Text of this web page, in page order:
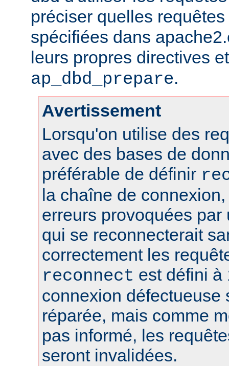
préciser quelles
spécifiées dans
leurs propres directives
ap_dbd_prepare.
Avertissement
Lorsqu'on utilise des
avec des bases de
préférable de définir
la chaîne de
erreurs provoquées par
qui se reconnecterait
correctement les
reconnect est défini à
connexion défectueuse
réparée, mais comme
pas informé, les
seront invalidées.